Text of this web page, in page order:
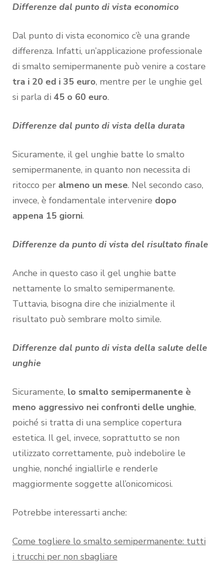
Differenze dal punto di vista economico
Dal punto di vista economico c’è una grande
differenza. Infatti, un’applicazione professionale
di smalto semipermanente può venire a costare
tra i 20 ed i 35 euro, mentre per le unghie gel
si parla di 45 o 60 euro.
Differenze dal punto di vista della durata
Sicuramente, il gel unghie batte lo smalto
semipermanente, in quanto non necessita di
ritocco per almeno un mese. Nel secondo caso,
invece, è fondamentale intervenire dopo
appena 15 giorni.
Differenze da punto di vista del risultato finale
Anche in questo caso il gel unghie batte
nettamente lo smalto semipermanente.
Tuttavia, bisogna dire che inizialmente il
risultato può sembrare molto simile.
Differenze dal punto di vista della salute delle
unghie
Sicuramente, lo smalto semipermanente è
meno aggressivo nei confronti delle unghie,
poiché si tratta di una semplice copertura
estetica. Il gel, invece, soprattutto se non
utilizzato correttamente, può indebolire le
unghie, nonché ingiallirle e renderle
maggiormente soggette all’onicomicosi.
Potrebbe interessarti anche:
Come togliere lo smalto semipermanente: tutti
i trucchi per non sbagliare